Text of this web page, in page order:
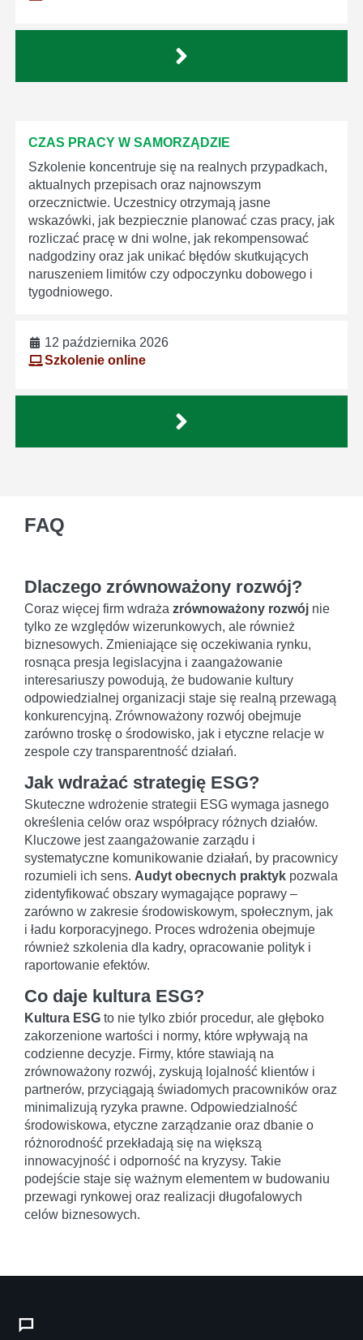
CZAS PRACY W SAMORZĄDZIE
Szkolenie koncentruje się na realnych przypadkach,
aktualnych przepisach oraz najnowszym
orzecznictwie. Uczestnicy otrzymają jasne
wskazówki, jak bezpiecznie planować czas pracy, jak
rozliczać pracę w dni wolne, jak rekompensować
nadgodziny oraz jak unikać błędów skutkujących
naruszeniem limitów czy odpoczynku dobowego i
tygodniowego.
12 października 2026
Szkolenie online
FAQ
Dlaczego zrównoważony rozwój?
Coraz więcej firm wdraża zrównoważony rozwój nie
tylko ze względów wizerunkowych, ale również
biznesowych. Zmieniające się oczekiwania rynku,
rosnąca presja legislacyjna i zaangażowanie
interesariuszy powodują, że budowanie kultury
odpowiedzialnej organizacji staje się realną przewagą
konkurencyjną. Zrównoważony rozwój obejmuje
zarówno troskę o środowisko, jak i etyczne relacje w
zespole czy transparentność działań.
Jak wdrażać strategię ESG?
Skuteczne wdrożenie strategii ESG wymaga jasnego
określenia celów oraz współpracy różnych działów.
Kluczowe jest zaangażowanie zarządu i
systematyczne komunikowanie działań, by pracownicy
rozumieli ich sens. Audyt obecnych praktyk pozwala
zidentyfikować obszary wymagające poprawy –
zarówno w zakresie środowiskowym, społecznym, jak
i ładu korporacyjnego. Proces wdrożenia obejmuje
również szkolenia dla kadry, opracowanie polityk i
raportowanie efektów.
Co daje kultura ESG?
Kultura ESG to nie tylko zbiór procedur, ale głęboko
zakorzenione wartości i normy, które wpływają na
codzienne decyzje. Firmy, które stawiają na
zrównoważony rozwój, zyskują lojalność klientów i
partnerów, przyciągają świadomych pracowników oraz
minimalizują ryzyka prawne. Odpowiedzialność
środowiskowa, etyczne zarządzanie oraz dbanie o
różnorodność przekładają się na większą
innowacyjność i odporność na kryzysy. Takie
podejście staje się ważnym elementem w budowaniu
przewagi rynkowej oraz realizacji długofalowych
celów biznesowych.